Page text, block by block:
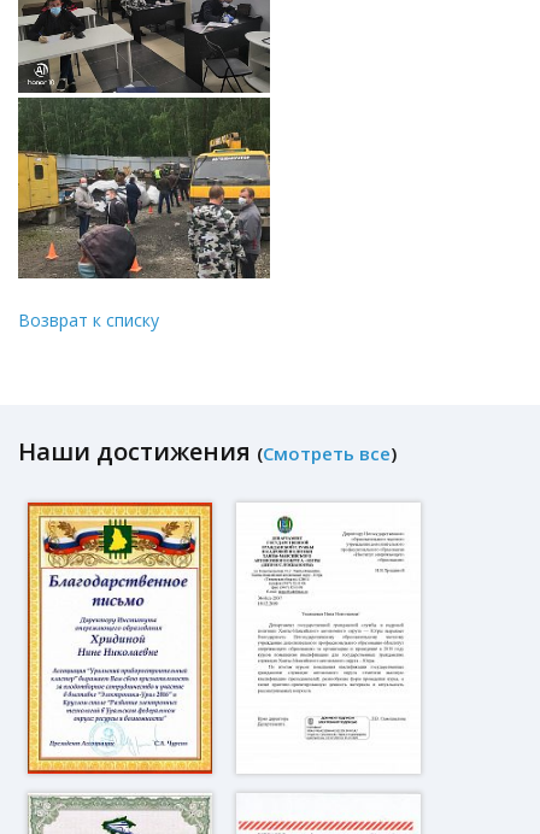
Возврат к списку
Наши достижения (Смотреть все)